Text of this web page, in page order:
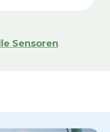
Sensoren